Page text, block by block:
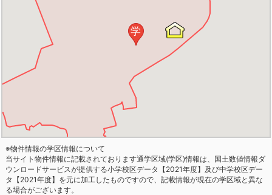
学
※物件情報の学区情報について
当サイト物件情報に記載されております通学区域(学区)情報は、国土数値情報ダ
ウンロードサービスが提供する小学校区データ【2021年度】及び中学校区デー
タ【2021年度】を元に加工したものですので、記載情報が現在の学区域と異な
る場合がございます。